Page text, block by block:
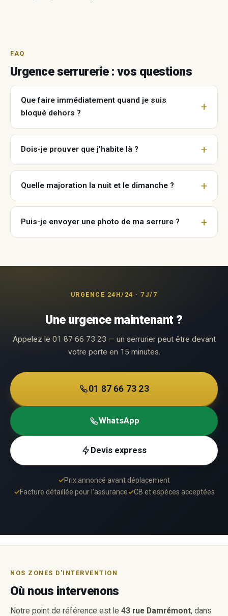
FAQ
Urgence serrurerie : vos questions
Que faire immédiatement quand je suis
bloqué dehors ?
Dois-je prouver que j'habite là ?
Quelle majoration la nuit et le dimanche ?
Puis-je envoyer une photo de ma serrure ?
URGENCE 24H/24 · 7J/7
Une urgence maintenant ?
Appelez le 01 87 66 73 23 — un serrurier peut être devant
votre porte en 15 minutes.
01 87 66 73 23
WhatsApp
Devis express
✓Prix annoncé avant déplacement
✓Facture détaillée pour l’assurance✓CB et espèces acceptées
NOS ZONES D'INTERVENTION
Où nous intervenons
Notre point de référence est le 43 rue Damrémont, dans